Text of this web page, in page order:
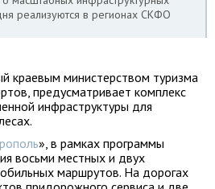
реализуются в регионах СКФО
краевым министерством туризма
предусматривает комплекс
инфраструктуры для
», в рамках программы
восьми местных и двух
маршрутов. На дорогах